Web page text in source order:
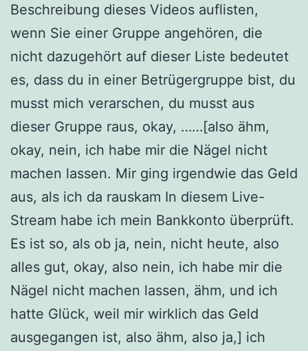
Beschreibung dieses Videos auflisten,
wenn Sie einer Gruppe angehören, die
nicht dazugehört auf dieser Liste bedeutet
es, dass du in einer Betrügergruppe bist, du
musst mich verarschen, du musst aus
dieser Gruppe raus, okay, ……[also ähm,
okay, nein, ich habe mir die Nägel nicht
machen lassen. Mir ging irgendwie das Geld
aus, als ich da rauskam In diesem Live-
Stream habe ich mein Bankkonto überprüft.
Es ist so, als ob ja, nein, nicht heute, also
alles gut, okay, also nein, ich habe mir die
Nägel nicht machen lassen, ähm, und ich
hatte Glück, weil mir wirklich das Geld
ausgegangen ist, also ähm, also ja,] ich